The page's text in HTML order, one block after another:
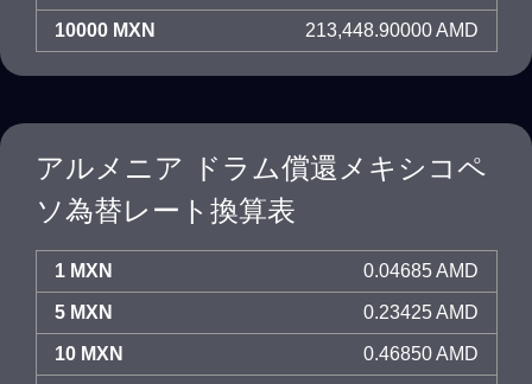
10000 MXN 213,448.90000 AMD
アルメニア ドラム償還メキシコペ
ソ為替レート換算表
1 MXN 0.04685 AMD
5 MXN 0.23425 AMD
10 MXN 0.46850 AMD